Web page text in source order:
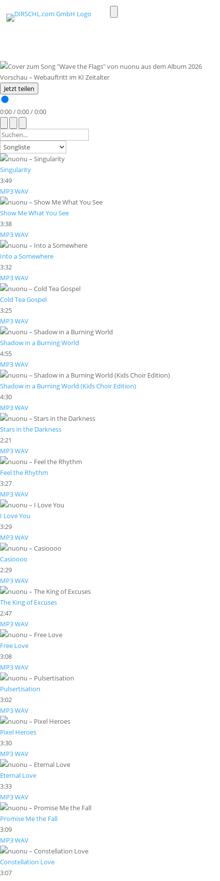
light/dark
Jetzt teilen
0:00/0:00/0:00
Singularity
3:49
MP3WAV
Show Me What You See
3:38
MP3WAV
Into a Somewhere
3:32
MP3WAV
Cold Tea Gospel
3:25
MP3WAV
Shadow in a Burning World
4:55
MP3WAV
Shadow in a Burning World (Kids Choir Edition)
4:30
MP3WAV
Stars in the Darkness
2:21
MP3WAV
Feel the Rhythm
3:27
MP3WAV
I Love You
3:29
MP3WAV
Casioooo
2:29
MP3WAV
The King of Excuses
2:47
MP3WAV
Free Love
3:08
MP3WAV
Pulsertisation
3:02
MP3WAV
Pixel Heroes
3:30
MP3WAV
Eternal Love
3:33
MP3WAV
Promise Me the Fall
3:09
MP3WAV
Constellation Love
3:07